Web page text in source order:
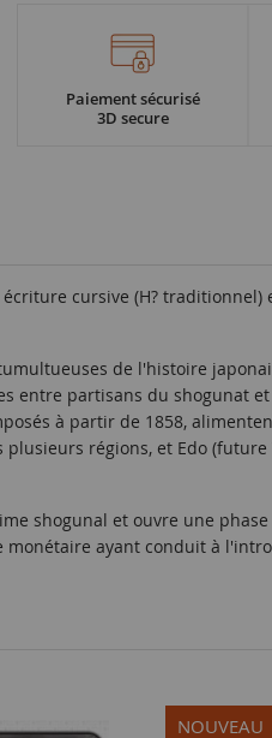
Paiement sécurisé
3D secure
cursive (H?
de l'histoire
entre partisans du shogunat
à partir de 1858,
régions, et Edo
shogunal et ouvre une
ayant conduit à
NOUVEAU